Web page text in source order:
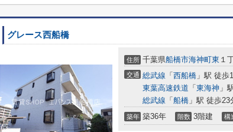
グレース西船橋
住所 千葉県船橋市海神町東 １
交通 総武線 「 西船橋 」駅 徒歩
東葉高速鉄道 「 東海神 」
総武線 「 船橋 」駅 徒歩23
築年 築36年 階数 3階建 構